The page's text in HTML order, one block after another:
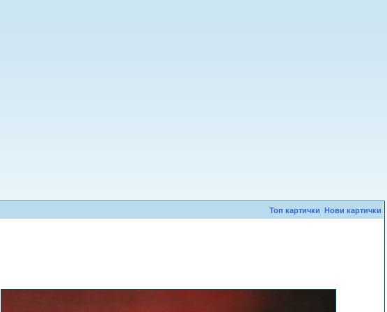
Топ картички Нови картички